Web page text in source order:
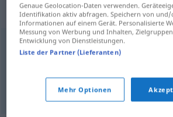
Synonyme für
wehrlos,schutzlos (Hauptform)
© OpenThesaurus.de
Genaue Geolocation-Daten verwenden.
Identifikation aktiv abfragen. Speichern von
Informationen auf einem Gerät. Personalisierte
Messung von Werbung und Inhalten,
Entwicklung von Dienstleistungen.
Liste der Partner (Lieferanten)
Mehr Optionen